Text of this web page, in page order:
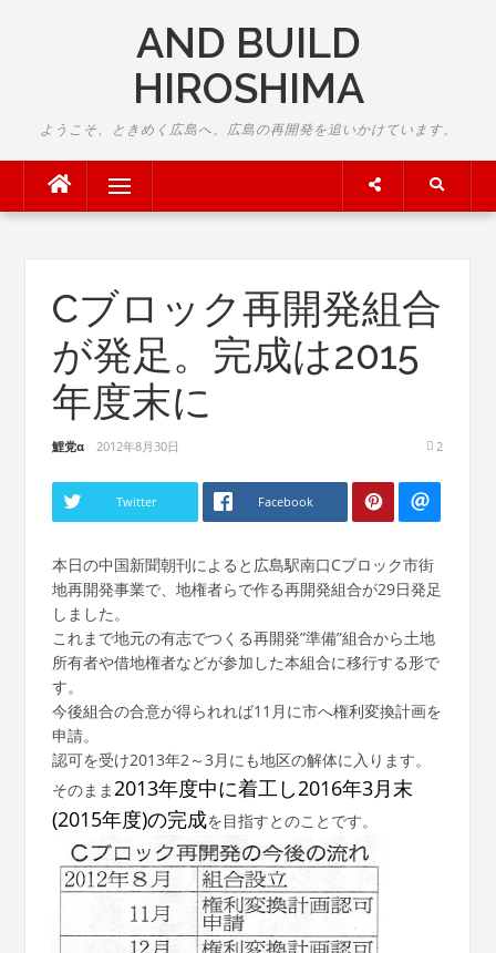
AND BUILD
HIROSHIMA
ようこそ、ときめく広島へ。広島の再開発を追いかけています。
Menu
Cブロック再開発組合
が発足。完成は2015
年度末に
鯉党α 2012年8月30日 2
Twitter Facebook
本日の中国新聞朝刊によると広島駅南口Cブロック市街
地再開発事業で、地権者らで作る再開発組合が29日発足
しました。
これまで地元の有志でつくる再開発”準備”組合から土地
所有者や借地権者などが参加した本組合に移行する形で
す。
今後組合の合意が得られれば11月に市へ権利変換計画を
申請。
認可を受け2013年2～3月にも地区の解体に入ります。
そのまま2013年度中に着工し2016年3月末
(2015年度)の完成を目指すとのことです。